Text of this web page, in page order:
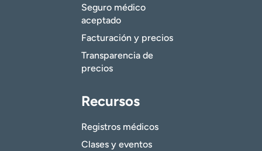
Seguro médico
aceptado
Facturación y precios
Transparencia de
precios
Recursos
Registros médicos
Clases y eventos